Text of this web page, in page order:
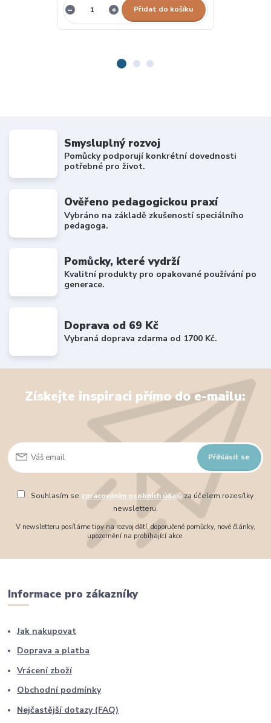
Přidat do košíku
Smysluplný rozvoj
Pomůcky podporují konkrétní dovednosti
potřebné pro život.
Ověřeno pedagogickou praxí
Vybráno na základě zkušeností speciálního
pedagoga.
Pomůcky, které vydrží
Kvalitní produkty pro opakované používání po
generace.
Doprava od 69 Kč
Vybraná doprava zdarma od 1700 Kč.
Získejte inspiraci přímo do e-mailu:
Přihlásit se
Souhlasím se zpracováním osobních údajůza účelem rozesílky
newsletteru.
V newsletteru posíláme tipy na rozvoj dětí, doporučené pomůcky, nové články,
upozornění na probíhající akce.
Informace pro zákazníky
Jak nakupovat
Doprava a platba
Vrácení zboží
Obchodní podmínky
Nejčastější dotazy (FAQ)